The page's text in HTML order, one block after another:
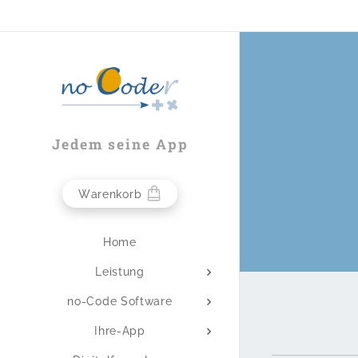
Jedem seine App
Warenkorb
Home
Leistung
no-Code Software
Ihre-App